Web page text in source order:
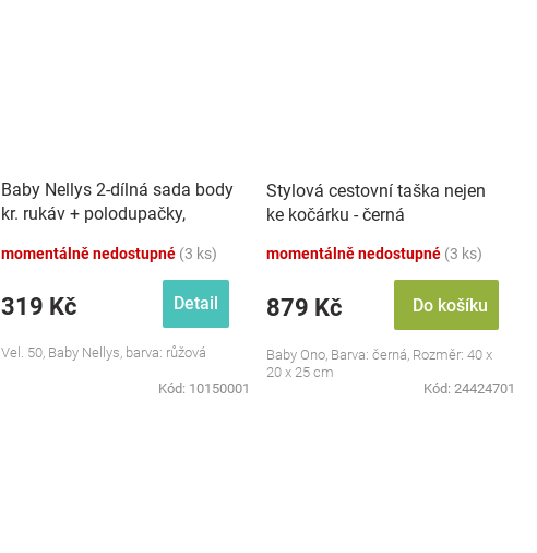
Baby Nellys 2-dílná sada body
kr. rukáv + polodupačky,
momentálně nedostupné (3 ks)
319 Kč Detail
Vel. 50, Baby Nellys, barva: růžová
Kód: 10150001
Stylová cestovní taška nejen
ke kočárku - černá
momentálně nedostupné (3 ks)
879 Kč Do košíku
Baby Ono, Barva: černá, Rozměr: 40 x
20 x 25 cm
Kód: 24424701